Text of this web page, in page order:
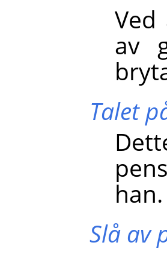
av
Talet
han.
Slå av